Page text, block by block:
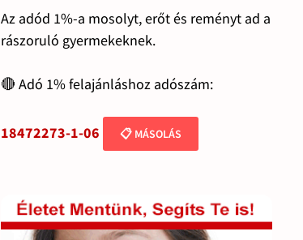
Az adód 1%-a mosolyt, erőt és reményt ad a
rászoruló gyermekeknek.
🔴 Adó 1% felajánláshoz adószám:
18472273-1-06 📋 MÁSOLÁS